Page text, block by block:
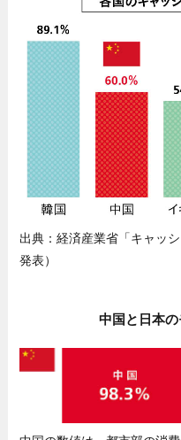
出典：経済産業省「キャッ
発表）
中国と日本